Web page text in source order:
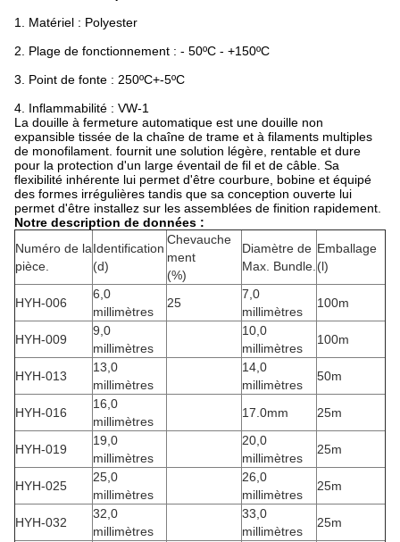
1. Matériel : Polyester
2. Plage de fonctionnement : - 50ºC - +150ºC
3. Point de fonte : 250ºC+-5ºC
4. Inflammabilité : VW-1
La douille à fermeture automatique est une douille non
expansible tissée de la chaîne de trame et à filaments multiples
de monofilament. fournit une solution légère, rentable et dure
pour la protection d'un large éventail de fil et de câble. Sa
flexibilité inhérente lui permet d'être courbure, bobine et équipé
des formes irrégulières tandis que sa conception ouverte lui
permet d'être installez sur les assemblées de finition rapidement.
Notre description de données :
Numéro de la
pièce.
Identification
(d)
Chevauche
ment
(%)
Diamètre de
Max. Bundle.
Emballage
(l)
HYH-006
6,0
millimètres
25
7,0
millimètres
100m
HYH-009
9,0
millimètres
10,0
millimètres
100m
HYH-013
13,0
millimètres
14,0
millimètres
50m
HYH-016
16,0
millimètres
17.0mm 25m
HYH-019
19,0
millimètres
20,0
millimètres
25m
HYH-025
25,0
millimètres
26,0
millimètres
25m
HYH-032
32,0
millimètres
33,0
millimètres
25m